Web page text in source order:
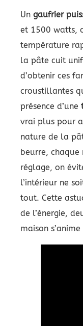
Un gaufrier
et 1500 watts,
température
la pâte cuit
d’obtenir ces
croustillantes
présence d’une
vrai plus pour
nature de la
beurre, chaque
réglage, on
l’intérieur ne
tout. Cette
de l’énergie,
maison